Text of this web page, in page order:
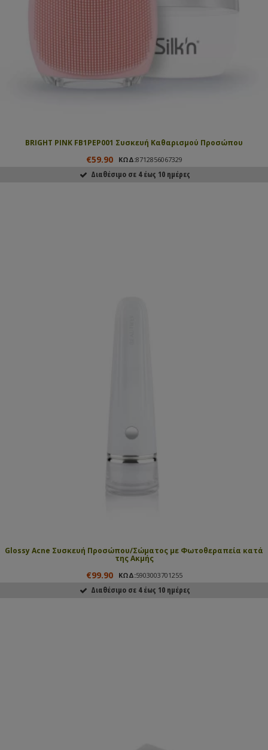
BRIGHT PINK FB1PEP001 Συσκευή Καθαρισμού Προσώπου
€59.90 ΚΩΔ:8712856067329
Διαθέσιμο σε 4 έως 10 ημέρες
Glossy Acne Συσκευή Προσώπου/Σώματος με Φωτοθεραπεία κατά
της Ακμής
€99.90 ΚΩΔ:5903003701255
Διαθέσιμο σε 4 έως 10 ημέρες